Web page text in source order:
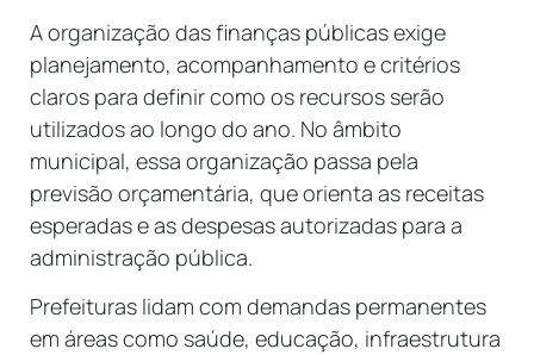
A organização das finanças públicas exige
planejamento, acompanhamento e critérios
claros para definir como os recursos serão
utilizados ao longo do ano. No âmbito
municipal, essa organização passa pela
previsão orçamentária, que orienta as receitas
esperadas e as despesas autorizadas para a
administração pública.
Prefeituras lidam com demandas permanentes
em áreas como saúde, educação, infraestrutura